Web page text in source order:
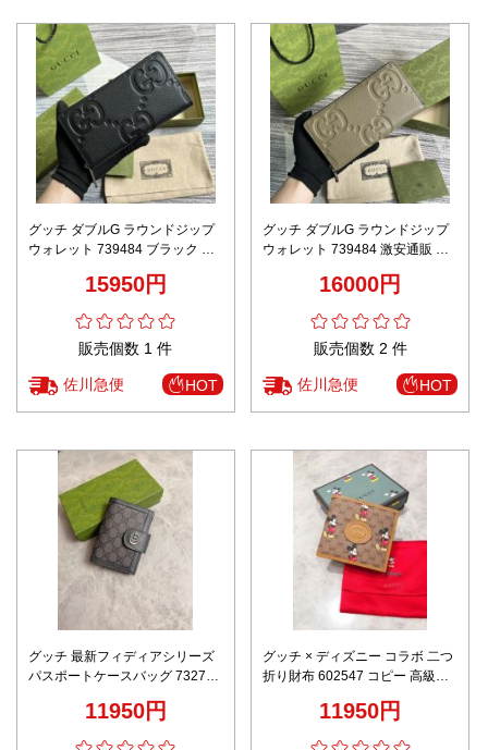
グッチ ダブルG ラウンドジップ
ウォレット 739484 ブラック コ
ディテール レビュー高リピ率 安
15950円
販売個数 1 件
佐川急便 HOT
グッチ ダブルG ラウンドジップ
ウォレット 739484 激安通販 高
上げ レビュー高リピ率 確実に届
16000円
販売個数 2 件
佐川急便 HOT
グッチ 最新フィディアシリーズ
パスポートケースバッグ 732755
高再現度 発送保証
11950円
グッチ × ディズニー コラボ 二つ
折り財布 602547 コピー 高級レ
度 発送保証11950円